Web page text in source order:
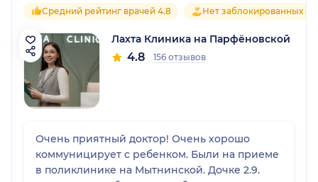
Средний рейтинг врачей 4.8 Нет заблокированных
Лахта Клиника на Парфёновской
4.8 156 отзывов
Очень приятный доктор! Очень хорошо
коммуницирует с ребенком. Были на приеме
в поликлинике на Мытнинской. Дочке 2.9.